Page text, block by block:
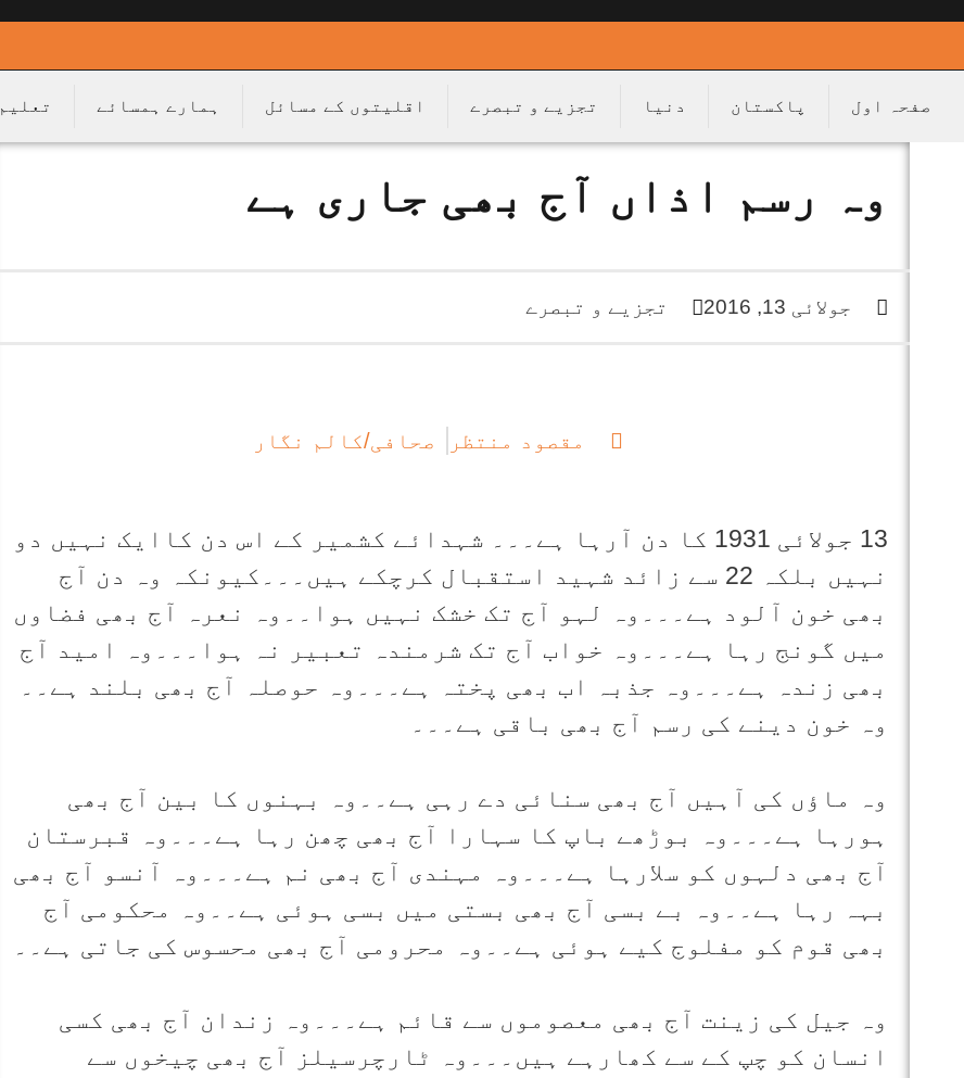
صفحہ اول پاکستان دنیا تجزیے و تبصرے اقلیتوں کے مسائل ہمارے ہمسائے تعلیم
وہ رسم اذاں آج بھی جاری ہے
جولائی 13, 2016 تجزیے و تبصرے
مقصود منتظر صحافی/کالم نگار
13 جولائی 1931 کا دن آرہا ہے۔۔۔ شہدائے کشمیر کے اس دن کاایک نہیں دو
نہیں بلکہ 22 سے زائد شہید استقبال کرچکے ہیں۔۔۔کیونکہ وہ دن آج
بھی خون آلود ہے۔۔۔وہ لہو آج تک خشک نہیں ہوا۔۔وہ نعرہ آج بھی فضاوں
میں گونج رہا ہے۔۔۔وہ خواب آج تک شرمندہ تعبیر نہ ہوا۔۔۔وہ امید آج
بھی زندہ ہے۔۔۔وہ جذبہ اب بھی پختہ ہے۔۔۔وہ حوصلہ آج بھی بلند ہے۔۔
وہ خون دینے کی رسم آج بھی باقی ہے۔۔۔
وہ ماؤں کی آہیں آج بھی سنائی دے رہی ہے۔۔وہ بہنوں کا بین آج بھی
ہورہا ہے۔۔۔وہ بوڑھے باپ کا سہارا آج بھی چھن رہا ہے۔۔۔وہ قبرستان
آج بھی دلہوں کو سلارہا ہے۔۔۔وہ مہندی آج بھی نم ہے۔۔۔وہ آنسو آج بھی
بہہ رہا ہے۔۔وہ بے بسی آج بھی بستی میں بسی ہوئی ہے۔۔وہ محکومی آج
بھی قوم کو مفلوج کیے ہوئی ہے۔۔وہ محرومی آج بھی محسوس کی جاتی ہے۔۔
وہ جیل کی زینت آج بھی معصوموں سے قائم ہے۔۔۔وہ زندان آج بھی کسی
انسان کو چپ کے سے کھارہے ہیں۔۔۔وہ ٹارچرسیلز آج بھی چیخوں سے